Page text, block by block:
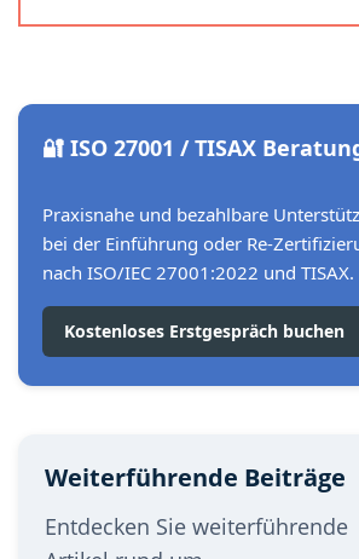
🔐 ISO 27001 / TISAX
Praxisnahe und bezahlbare
bei der Einführung oder Re-
nach ISO/IEC 27001:2022 und TISAX.
Kostenloses Erstgespräch buchen
Weiterführende Beiträge
Entdecken Sie weiterführende